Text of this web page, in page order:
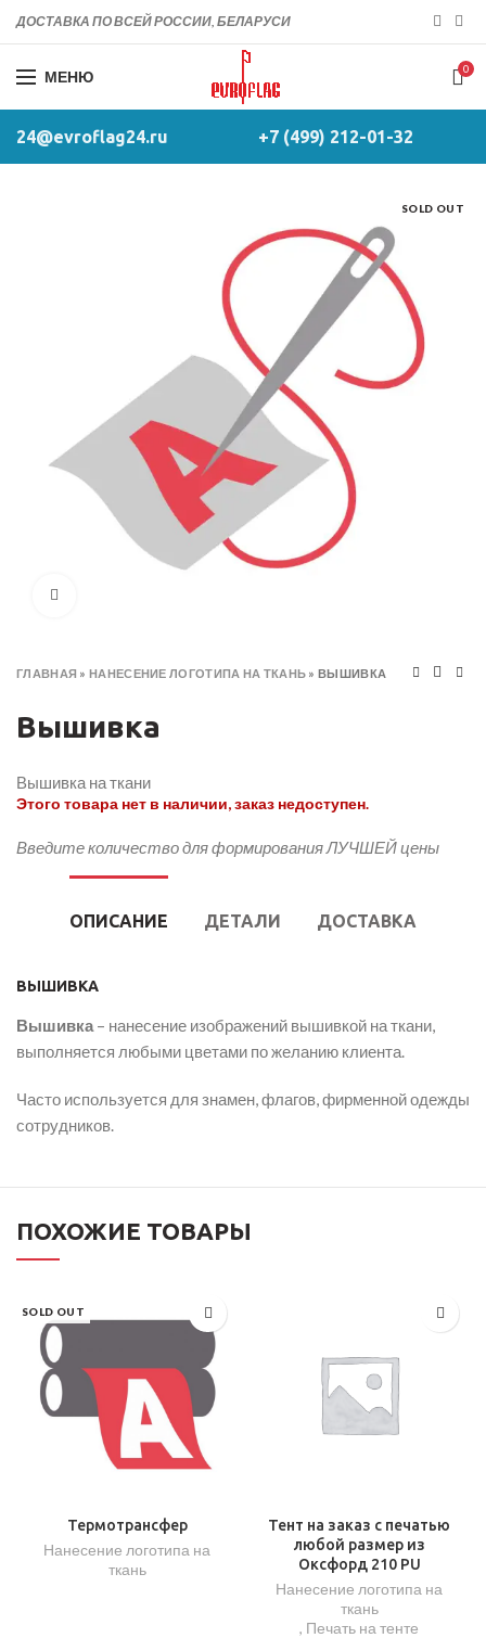
ДОСТАВКА ПО ВСЕЙ РОССИИ, БЕЛАРУСИ
МЕНЮ 0
24@evroflag24.ru +7 (499) 212-01-32
SOLD OUT
ГЛАВНАЯ »НАНЕСЕНИЕ ЛОГОТИПА НА ТКАНЬ »ВЫШИВКА
Вышивка
Вышивка на ткани
Этого товара нет в наличии, заказ недоступен.
Введите количество для формирования ЛУЧШЕЙ цены
ОПИСАНИЕ ДЕТАЛИ ДОСТАВКА
ВЫШИВКА
Вышивка – нанесение изображений вышивкой на ткани,
выполняется любыми цветами по желанию клиента.
Часто используется для знамен, флагов, фирменной одежды
сотрудников.
ПОХОЖИЕ ТОВАРЫ
SOLD OUT
Термотрансфер
Нанесение логотипа на
ткань
Тент на заказ с печатью
любой размер из
Оксфорд 210 PU
Нанесение логотипа на
ткань
, Печать на тенте